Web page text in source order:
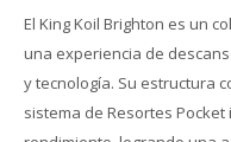
El King Koil Brighton es un
una experiencia de
y tecnología. Su estructura
sistema de Resortes